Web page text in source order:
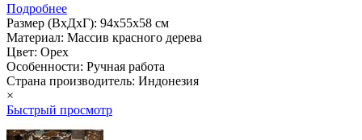
Подробнее
Размер (ВхДхГ): 94х55х58 см
Материал: Массив красного дерева
Цвет: Орех
Особенности: Ручная работа
Страна производитель: Индонезия
×
Быстрый просмотр